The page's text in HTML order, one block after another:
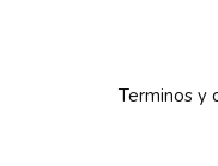
Terminos y